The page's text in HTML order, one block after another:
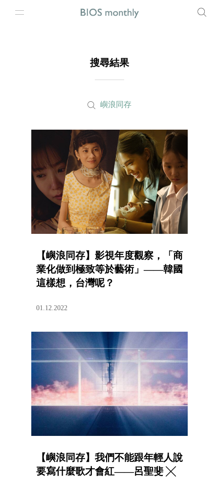
搜尋結果
嶼浪同存
【嶼浪同存】影視年度觀察，「商
業化做到極致等於藝術」——韓國
這樣想，台灣呢？
01.12.2022
【嶼浪同存】我們不能跟年輕人說
要寫什麼歌才會紅——呂聖斐 ╳